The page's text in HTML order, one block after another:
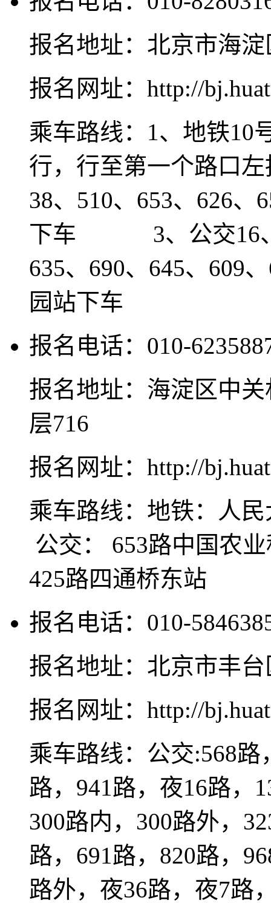
报名地址：北京市海
报名网址：http://
乘车路线：1、地铁10
行，行至第一个路
38、510、653、626、
下车 3、公交16、
635、690、645、609
园站下车
报名电话：010-
报名地址：海淀区中
层716
报名网址：http://
乘车路线：地铁：人
公交： 653路中国农
425路四通桥东站
报名电话：010-
报名地址：北京市丰
报名网址：http://
乘车路线：公交:568路
路，941路，夜16路，
300路内，300路外，
路，691路，820路，
路外，夜36路，夜7路